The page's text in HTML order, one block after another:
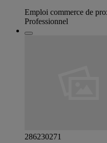
Emploi commerce de
Professionnel
286230271